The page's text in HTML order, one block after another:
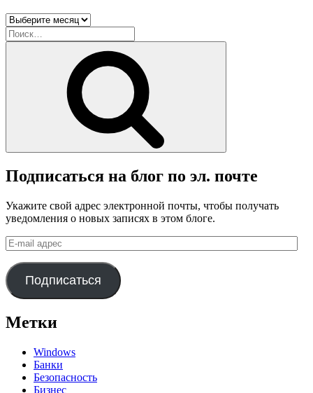
Архив
блога
Искать:
Подписаться на блог по эл. почте
Укажите свой адрес электронной почты, чтобы получать
уведомления о новых записях в этом блоге.
E-
mail
адрес
Подписаться
Метки
Windows
Банки
Безопасность
Бизнес